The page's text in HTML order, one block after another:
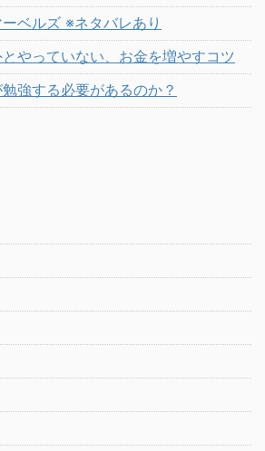
ーベルズ ※ネタバレあり
とやっていない、お金を増やすコツ
勉強する必要があるのか？